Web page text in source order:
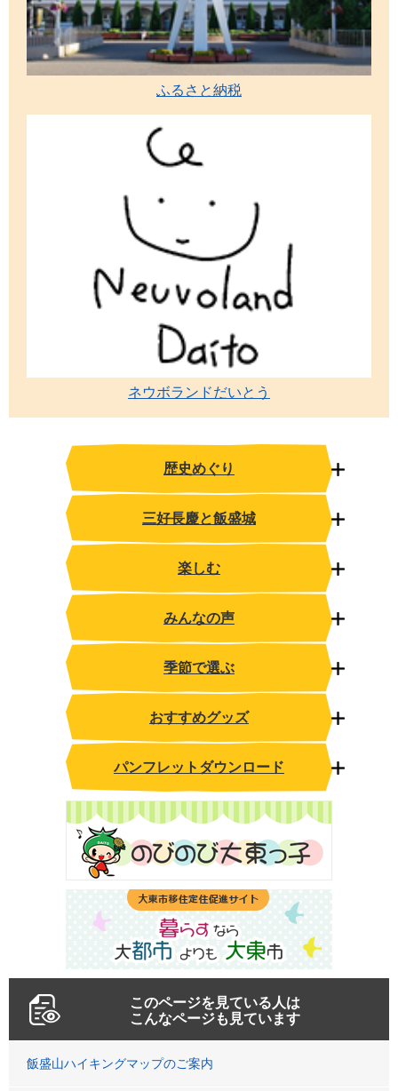
ふるさと納税
ネウボランドだいとう
歴史めぐり
三好長慶と飯盛城
楽しむ
みんなの声
季節で選ぶ
おすすめグッズ
パンフレットダウンロード
このページを見ている人は
こんなページも見ています
飯盛山ハイキングマップのご案内